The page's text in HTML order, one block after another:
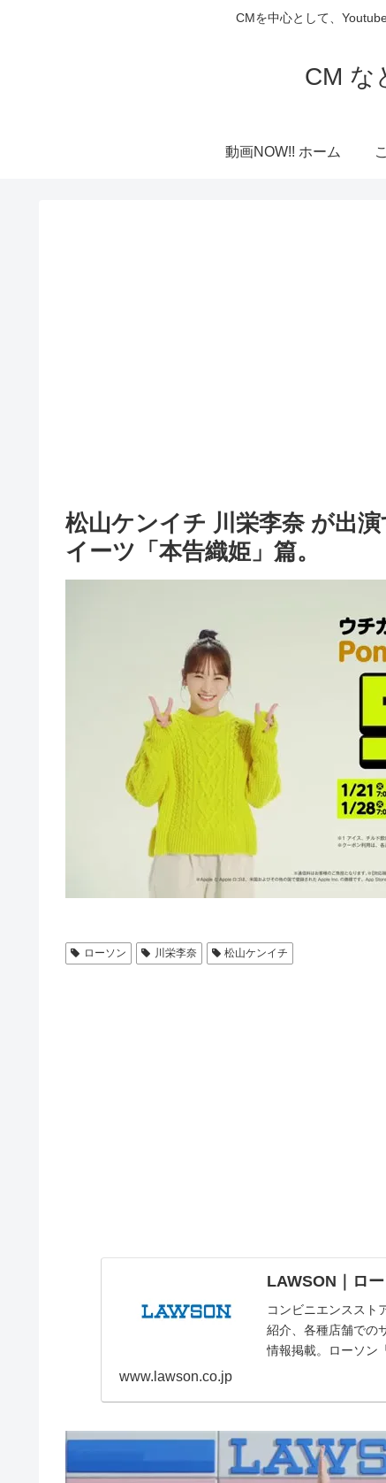
CMを中心として、
CM な
動画NOW!! ホーム
松山ケンイチ 川栄李奈 が出
イーツ「本告織姫」篇。
ローソン 川栄李奈 松山ケンイチ
LAWSON｜ロ
コンビニエンススト
紹介、各種店舗での
情報掲載。ローソン
www.lawson.co.jp